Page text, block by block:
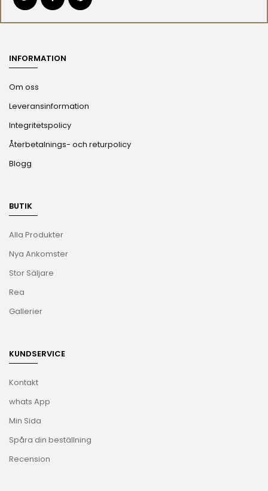
INFORMATION
Om oss
Leveransinformation
Integritetspolicy
Återbetalnings- och returpolicy
Blogg
BUTIK
Alla Produkter
Nya Ankomster
Stor Säljare
Rea
Gallerier
KUNDSERVICE
Kontakt
whats App
Min Sida
Spåra din beställning
Recension